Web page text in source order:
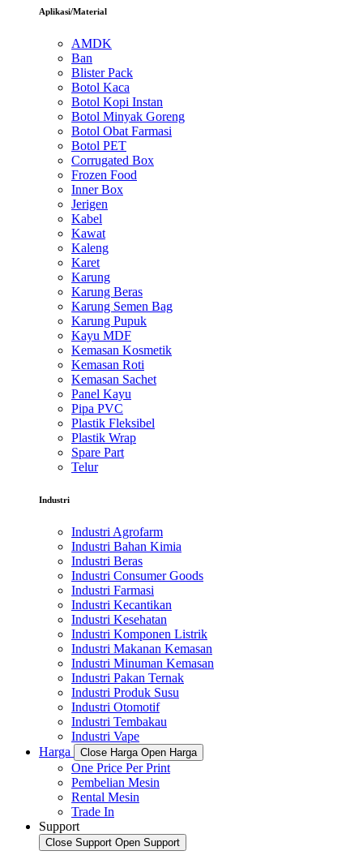
Aplikasi/Material
AMDK
Ban
Blister Pack
Botol Kaca
Botol Kopi Instan
Botol Minyak Goreng
Botol Obat Farmasi
Botol PET
Corrugated Box
Frozen Food
Inner Box
Jerigen
Kabel
Kawat
Kaleng
Karet
Karung
Karung Beras
Karung Semen Bag
Karung Pupuk
Kayu MDF
Kemasan Kosmetik
Kemasan Roti
Kemasan Sachet
Panel Kayu
Pipa PVC
Plastik Fleksibel
Plastik Wrap
Spare Part
Telur
Industri
Industri Agrofarm
Industri Bahan Kimia
Industri Beras
Industri Consumer Goods
Industri Farmasi
Industri Kecantikan
Industri Kesehatan
Industri Komponen Listrik
Industri Makanan Kemasan
Industri Minuman Kemasan
Industri Pakan Ternak
Industri Produk Susu
Industri Otomotif
Industri Tembakau
Industri Vape
Harga
Close Harga Open Harga
One Price Per Print
Pembelian Mesin
Rental Mesin
Trade In
Support
Close Support Open Support